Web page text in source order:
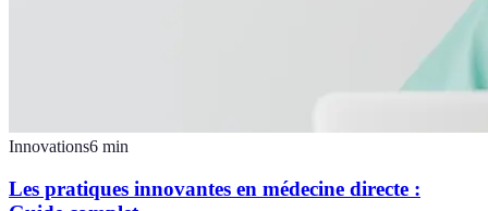
Innovations6 min
Les pratiques innovantes en médecine directe :